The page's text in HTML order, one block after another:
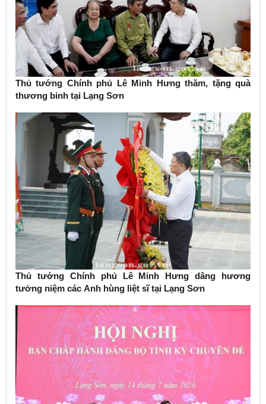
Thủ tướng Chính phủ Lê Minh Hưng thăm, tặng quà
thương binh tại Lạng Sơn
Thủ tướng Chính phủ Lê Minh Hưng dâng hương
tưởng niệm các Anh hùng liệt sĩ tại Lạng Sơn